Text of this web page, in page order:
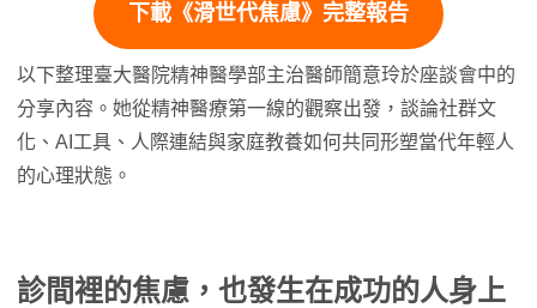
下載《滑世代焦慮》完整報告
以下整理臺大醫院精神醫學部主治醫師簡意玲於座談會中的
分享內容。她從精神醫療第一線的觀察出發，談論社群文
化、AI工具、人際連結與家庭教養如何共同形塑當代年輕人
的心理狀態。
診間裡的焦慮，也發生在成功的人身上